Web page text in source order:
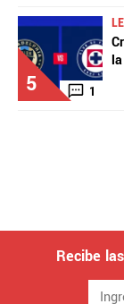
5 1
Recibe